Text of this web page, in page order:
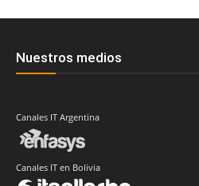
Nuestros medios
Canales IT Argentina
Canales IT en Bolivia